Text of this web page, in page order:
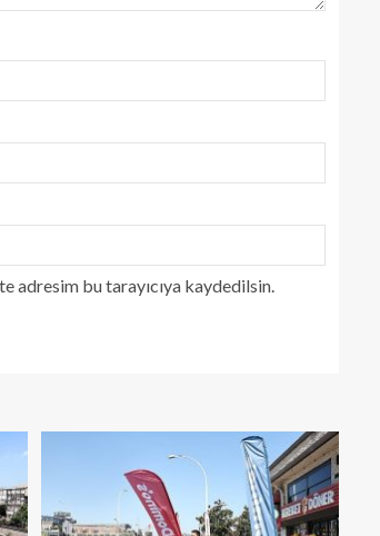
adresim bu tarayıcıya kaydedilsin.